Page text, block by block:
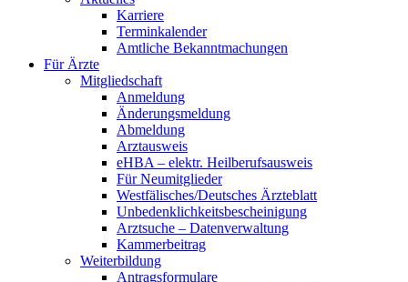
Karriere
Terminkalender
Amtliche Bekanntmachungen
Für Ärzte
Mitgliedschaft
Anmeldung
Änderungsmeldung
Abmeldung
Arztausweis
eHBA – elektr. Heilberufsausweis
Für Neumitglieder
Westfälisches/Deutsches Ärzteblatt
Unbedenklichkeitsbescheinigung
Arztsuche – Datenverwaltung
Kammerbeitrag
Weiterbildung
Antragsformulare